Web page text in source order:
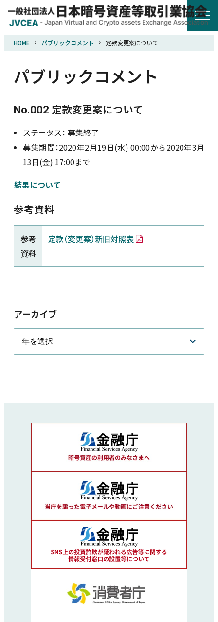
HOME
協会概要
規則・ガイドライン
統計調査
詐欺関連情報
新着情報
採用情報
JP 会員ログイン
HOME パブリックコメント 定款変更案について
パブリックコメント
No.002 定款変更案について
ステータス：募集終了
募集期間：2020年2月19日(水) 00:00から2020年3月
13日(金) 17:00まで
結果について
参考資料
参考
資料
定款（変更案）新旧対照表
アーカイブ